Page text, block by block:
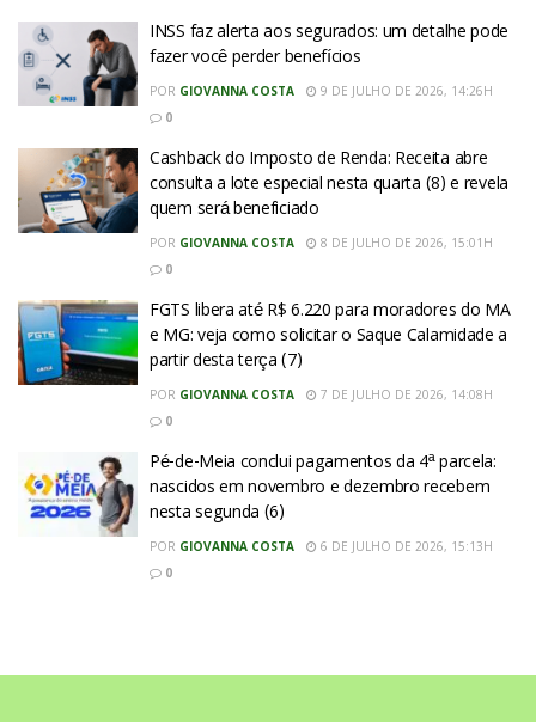
INSS faz alerta aos segurados: um detalhe pode
fazer você perder benefícios
POR GIOVANNA COSTA
9 DE JULHO DE 2026, 14:26H
0
Cashback do Imposto de Renda: Receita abre
consulta a lote especial nesta quarta (8) e revela
quem será beneficiado
POR GIOVANNA COSTA
8 DE JULHO DE 2026, 15:01H
0
FGTS libera até R$ 6.220 para moradores do MA
e MG: veja como solicitar o Saque Calamidade a
partir desta terça (7)
POR GIOVANNA COSTA
7 DE JULHO DE 2026, 14:08H
0
Pé-de-Meia conclui pagamentos da 4ª parcela:
nascidos em novembro e dezembro recebem
nesta segunda (6)
POR GIOVANNA COSTA
6 DE JULHO DE 2026, 15:13H
0